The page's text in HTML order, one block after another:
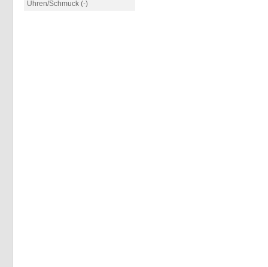
Uhren/Schmuck (-)